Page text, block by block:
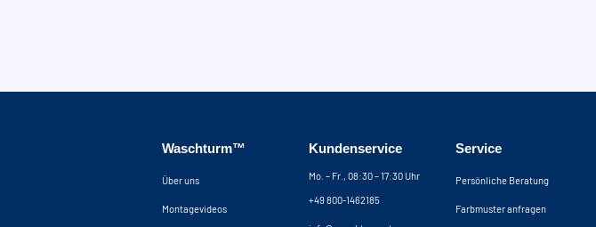
Waschturm™
Über uns
Montagevideos
Kundenservice
Mo. – Fr., 08:30 – 17:30 Uhr
+49 800-1462185
Service
Persönliche Beratung
Farbmuster anfragen